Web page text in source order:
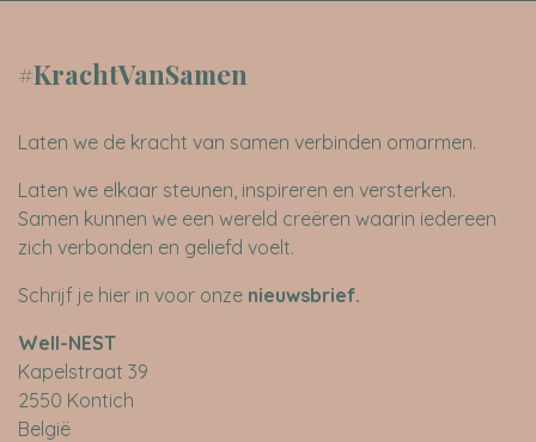
#KrachtVanSamen
Laten we de kracht van samen verbinden omarmen.
Laten we elkaar steunen, inspireren en versterken.
Samen kunnen we een wereld creëren waarin iedereen
zich verbonden en geliefd voelt.
Schrijf je hier in voor onze nieuwsbrief.
​Well-NEST
Kapelstraat 39
2550 Kontich
België